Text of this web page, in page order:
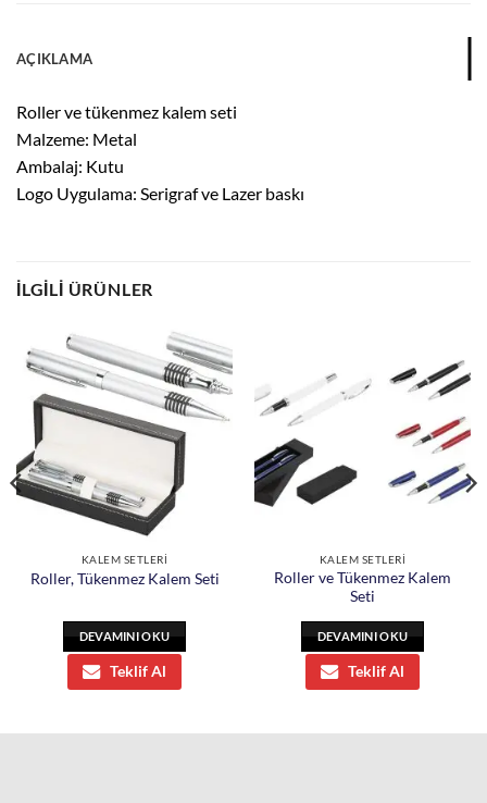
AÇIKLAMA
Roller ve tükenmez kalem seti
Malzeme: Metal
Ambalaj: Kutu
Logo Uygulama: Serigraf ve Lazer baskı
İLGILI ÜRÜNLER
KALEM SETLERİ
Roller, Tükenmez Kalem Seti
DEVAMINI OKU
Teklif Al
KALEM SETLERİ
Roller ve Tükenmez Kalem
Seti
DEVAMINI OKU
Teklif Al